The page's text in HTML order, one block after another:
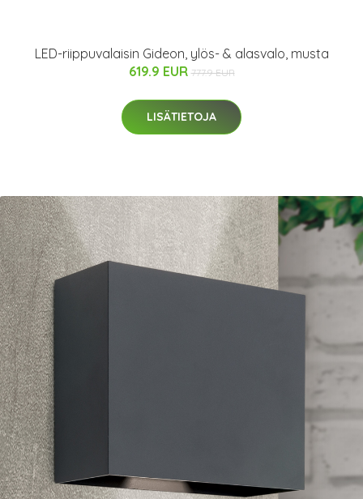
LED-riippuvalaisin Gideon, ylös- & alasvalo, musta
619.9 EUR 777.9 EUR
LISÄTIETOJA